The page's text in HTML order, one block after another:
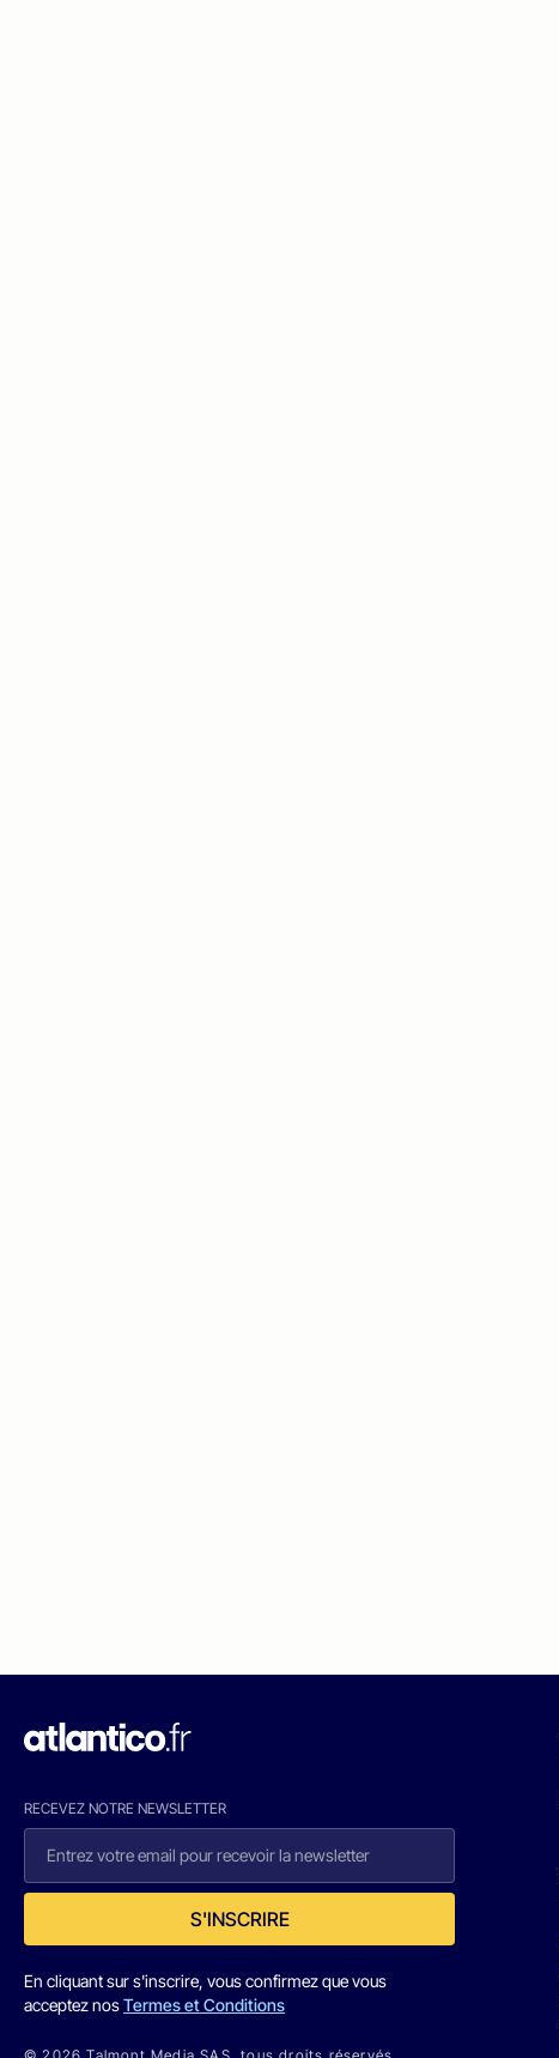
RECEVEZ NOTRE NEWSLETTER
S'INSCRIRE
En cliquant sur s'inscrire, vous confirmez que vous
acceptez nosTermes et Conditions